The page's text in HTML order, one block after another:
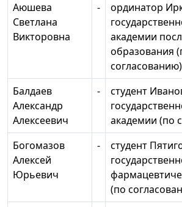
Аюшева
Светлана
Викторовна
-
ординатор
академии
образования
согласованию)
Балдаев
Александр
Алексеевич
-
студент
академии (по
Богомазов
Алексей
Юрьевич
-
студент
(по